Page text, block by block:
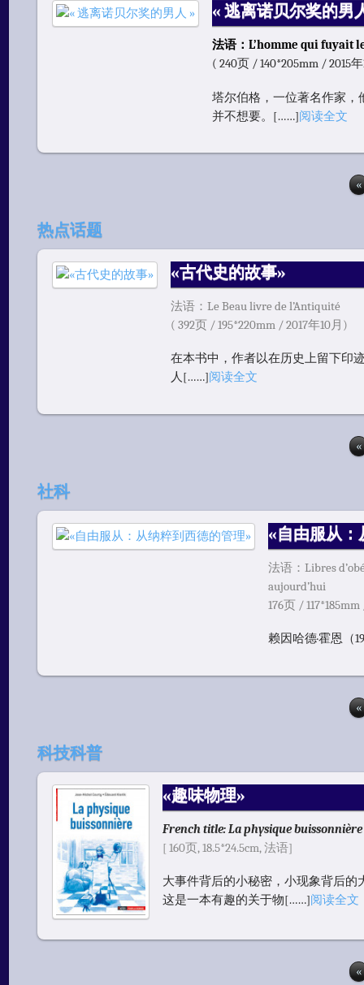
« 逃离诺贝尔奖的男
法语：L’homme qui fuyait
( 240页 / 140*205mm / 2015
塔尔伯格，一位著名作家
并不想要。[……]阅读全文
«
热点话题
«古代史的故事»
法语：Le Beau livre de l’Antiquité
( 392页 / 195*220mm / 2017年10月)
在本书中，作者以在历史上留下印
人[……]阅读全文
«
社科
«自由服从
法语：Libres
aujourd’hui
176页 /
赖因哈德·霍恩（
«
科技科普
«趣味物理»
French title: La physique buissonnière
[ 160页, 18.5*24.5cm, 法语]
大事件背后的小秘密，小现象背后的
这是一本有趣的关于物[……]阅读全文
«